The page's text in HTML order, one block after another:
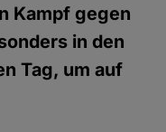
Kampf gegen
in den
Tag, um auf